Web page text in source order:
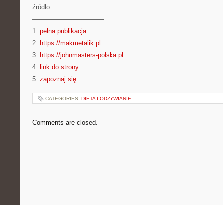
źródło:
———————————
1. pełna publikacja
2. https://makmetalik.pl
3. https://johnmasters-polska.pl
4. link do strony
5. zapoznaj się
CATEGORIES: DIETA I ODŻYWIANIE
Comments are closed.